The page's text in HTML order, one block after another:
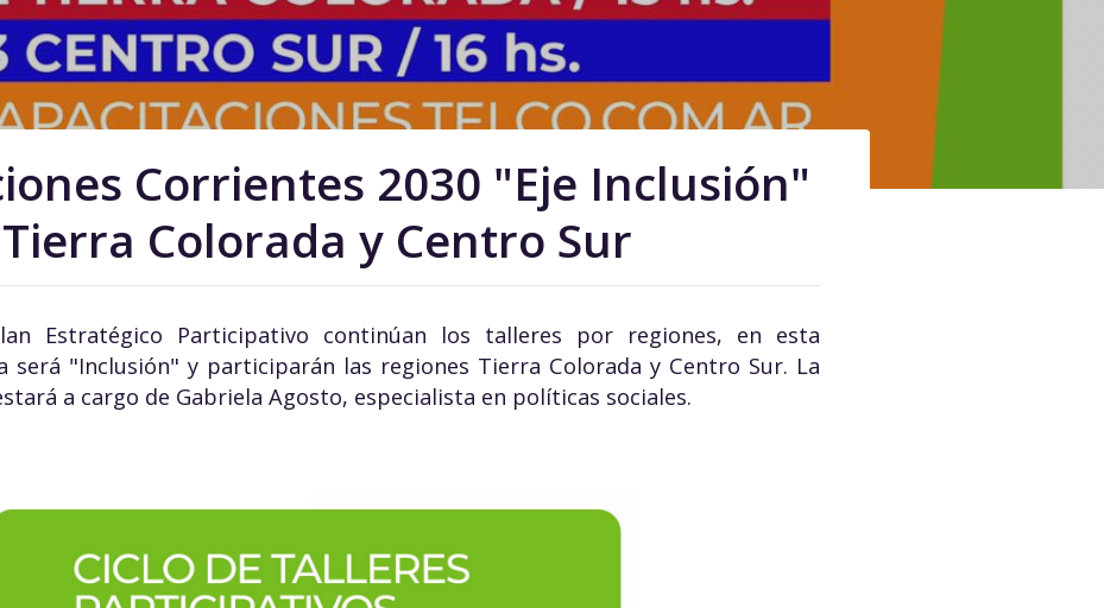
Corrientes 2030 "Eje Inclusión"
Colorada y Centro Sur
Estratégico Participativo continúan los talleres por regiones, en esta
será "Inclusión" y participarán las regiones Tierra Colorada y Centro Sur. La
a cargo de Gabriela Agosto, especialista en políticas sociales.